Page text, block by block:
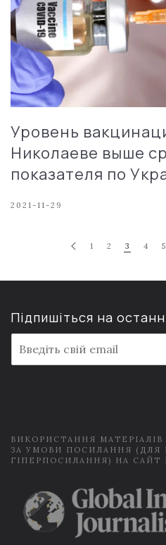
Уровень
Николаеве выше
показателя по
2021-11-29
1 2 3 4 5
Підпишіться на
m
a
ВИКОРИСТАННЯ
ЗА УМОВИ ПОСИЛАННЯ (ДЛЯ
ГІПЕРПОСИЛАННЯ) НА САЙТ